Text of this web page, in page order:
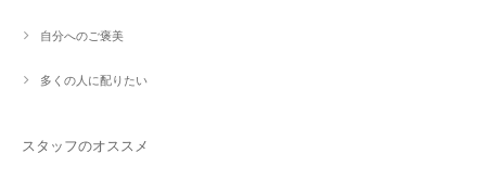
自分へのご褒美
多くの人に配りたい
スタッフのオススメ